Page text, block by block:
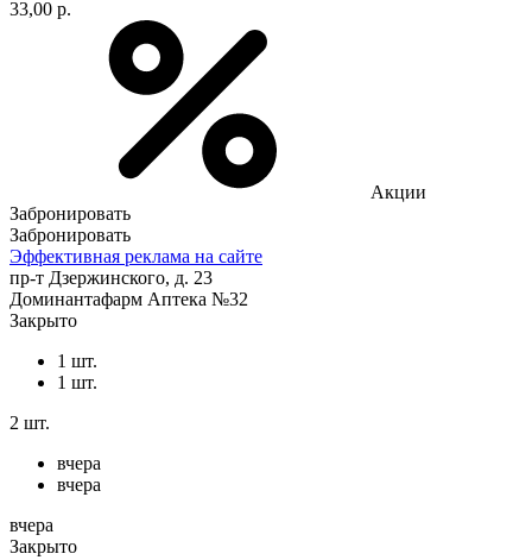
33,00 р.
Акции
Забронировать
Забронировать
Эффективная реклама на сайте
пр-т Дзержинского, д. 23
Доминантафарм Аптека №32
Закрыто
1 шт.
1 шт.
2 шт.
вчера
вчера
вчера
Закрыто